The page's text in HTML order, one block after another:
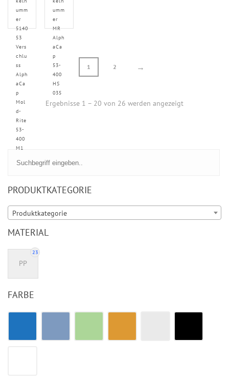
umm
er
5140
53
Vers
chlu
ss
Alph
aCa
p
Mol
d-
Rite
53-
400
M1
umm
er
MR
Alph
aCa
p
53-
400
HS
035
1 2 →
Ergebnisse 1 – 20 von 26 werden angezeigt
PRODUKTKATEGORIE
Produktkategorie
MATERIAL
23
PP
FARBE